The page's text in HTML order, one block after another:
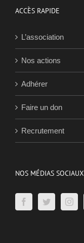
ACCÈS RAPIDE
L’association
Nos actions
Adhérer
Faire un don
Recrutement
NOS MÉDIAS SOCIAUX